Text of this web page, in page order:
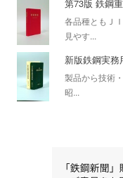
第73版 鉄鋼
各品種ともＪ
見やす...
新版鉄鋼実務
製品から技術
昭...